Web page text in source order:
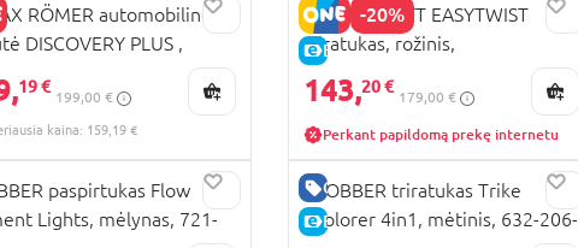
KAINA
RÖMER automobilinė
DISCOVERY PLUS ,
grey, 2000036849
19 €
199,00 €
kaina: 159,19 €
-20%
E-KAINA
KINDERKRAFT EASYTWIST
triratukas, rožinis,
KKRETWIPNK0000
143,20 €
179,00 €
Perkant papildomą prekę internetu
KAINApaspirtukas Flow
Lights, mėlynas, 721-
GERA KAINA
E-KAINA
GLOBBER triratukas Trike
Explorer 4in1, mėtinis, 632-206-